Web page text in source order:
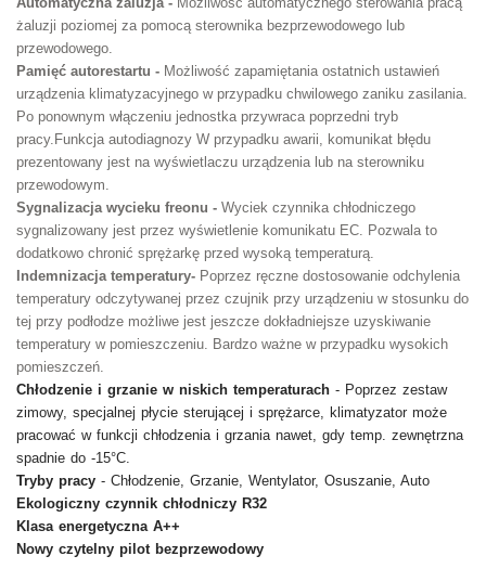
żaluzji poziomej za pomocą sterownika bezprzewodowego lub
przewodowego.
Pamięć autorestartu - Możliwość zapamiętania ostatnich ustawień
urządzenia klimatyzacyjnego w przypadku chwilowego zaniku zasilania.
Po ponownym włączeniu jednostka przywraca poprzedni tryb
pracy.Funkcja autodiagnozy W przypadku awarii, komunikat błędu
prezentowany jest na wyświetlaczu urządzenia lub na sterowniku
przewodowym.
Sygnalizacja wycieku freonu - Wyciek czynnika chłodniczego
sygnalizowany jest przez wyświetlenie komunikatu EC. Pozwala to
dodatkowo chronić sprężarkę przed wysoką temperaturą.
Indemnizacja temperatury- Poprzez ręczne dostosowanie odchylenia
temperatury odczytywanej przez czujnik przy urządzeniu w stosunku do
tej przy podłodze możliwe jest jeszcze dokładniejsze uzyskiwanie
temperatury w pomieszczeniu. Bardzo ważne w przypadku wysokich
pomieszczeń.
Chłodzenie i grzanie w niskich temperaturach - Poprzez zestaw
zimowy, specjalnej płycie sterującej i sprężarce, klimatyzator może
pracować w funkcji chłodzenia i grzania nawet, gdy temp. zewnętrzna
spadnie do -15°C.
Tryby pracy - Chłodzenie, Grzanie, Wentylator, Osuszanie, Auto
Ekologiczny czynnik chłodniczy R32
Klasa energetyczna A++
Nowy czytelny pilot bezprzewodowy